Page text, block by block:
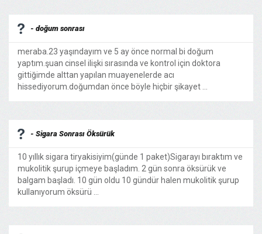
- doğum sonrası
meraba.23 yaşındayım ve 5 ay önce normal bi doğum
yaptım.şuan cinsel ilişki sırasında ve kontrol için doktora
gittiğimde alttan yapılan muayenelerde acı
hissediyorum.doğumdan önce böyle hiçbir şikayet ...
- Sigara Sonrası Öksürük
10 yıllık sigara tiryakisiyim(günde 1 paket)Sigarayı bıraktım ve
mukolitik şurup içmeye başladım. 2 gün sonra öksürük ve
balgam başladı. 10 gün oldu 10 gündür halen mukolitik şurup
kullanıyorum öksürü ...